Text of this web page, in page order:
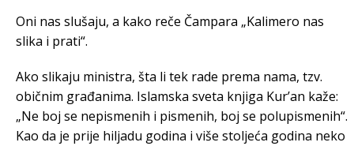
Oni nas slušaju, a kako reče Čampara „Kalimero nas
slika i prati“.
Ako slikaju ministra, šta li tek rade prema nama, tzv.
običnim građanima. Islamska sveta knjiga Kur’an kaže:
„Ne boj se nepismenih i pismenih, boj se polupismenih“.
Kao da je prije hiljadu godina i više stoljeća godina neko